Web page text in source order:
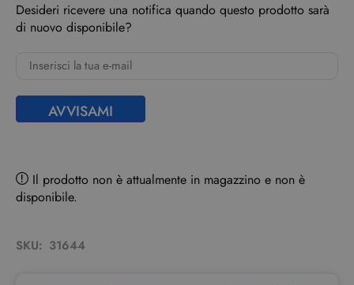
Desideri ricevere una notifica quando questo prodotto sarà
di nuovo disponibile?
AVVISAMI
Il prodotto non è attualmente in magazzino e non è
disponibile.
SKU: 31644